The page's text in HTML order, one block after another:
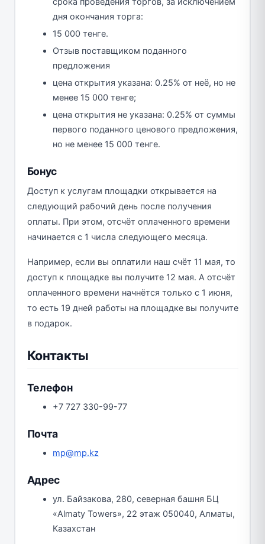
дня окончания торга:
15 000 тенге.
Отзыв поставщиком поданного
предложения
цена открытия указана: 0.25% от неё, но не
менее 15 000 тенге;
цена открытия не указана: 0.25% от суммы
первого поданного ценового предложения,
но не менее 15 000 тенге.
Бонус
Доступ к услугам площадки открывается на
следующий рабочий день после получения
оплаты. При этом, отсчёт оплаченного времени
начинается с 1 числа следующего месяца.
Например, если вы оплатили наш счёт 11 мая, то
доступ к площадке вы получите 12 мая. А отсчёт
оплаченного времени начнётся только с 1 июня,
то есть 19 дней работы на площадке вы получите
в подарок.
Контакты
Телефон
+7 727 330-99-77
Почта
mp@mp.kz
Адрес
ул. Байзакова, 280, северная башня БЦ
«Almaty Towers», 22 этаж 050040, Алматы,
Казахстан